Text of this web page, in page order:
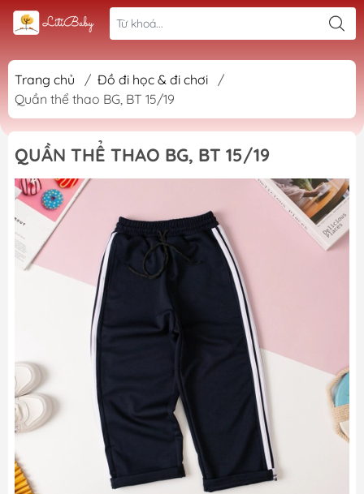
Trang chủ / Đồ đi học & đi chơi
/
Quần thể thao BG, BT 15/19
QUẦN THỂ THAO BG, BT 15/19